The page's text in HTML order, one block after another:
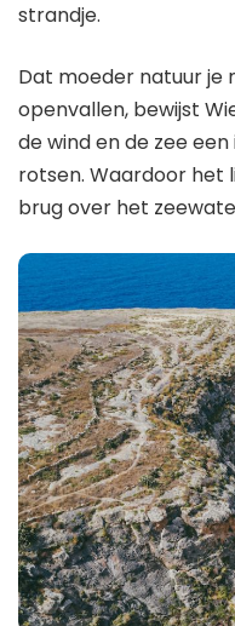
strandje.
Dat moeder natuur je
openvallen, bewijst
de wind en de zee
rotsen. Waardoor het
brug over het